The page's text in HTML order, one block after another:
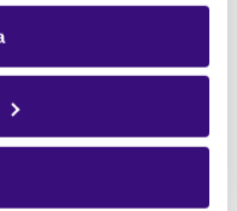
och stötta arbetet
månad. Du väljer
kr av
Registrera dig här: